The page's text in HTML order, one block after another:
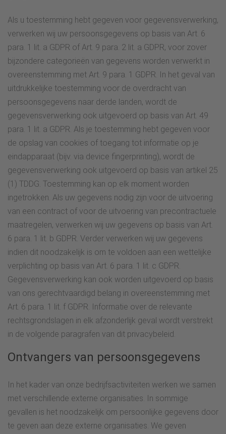
Als u toestemming hebt gegeven voor gegevensverwerking,
verwerken wij uw persoonsgegevens op basis van Art. 6
para. 1 lit. a GDPR of Art. 9 para. 2 lit. a GDPR, voor zover
bijzondere categorieën van gegevens worden verwerkt in
overeenstemming met Art. 9 para. 1 GDPR. In het geval van
uitdrukkelijke toestemming voor de overdracht van
persoonsgegevens naar derde landen, wordt de
gegevensverwerking ook uitgevoerd op basis van Art. 49
para. 1 lit. a GDPR. Als je toestemming hebt gegeven voor
de opslag van cookies of toegang tot informatie op je
eindapparaat (bijv. via device fingerprinting), wordt de
gegevensverwerking ook uitgevoerd op basis van artikel 25
(1) TDDG. Toestemming kan op elk moment worden
ingetrokken. Als uw gegevens nodig zijn voor de uitvoering
van een contract of voor de uitvoering van precontractuele
maatregelen, verwerken wij uw gegevens op basis van Art.
6 para. 1 lit. b GDPR. Verder verwerken wij uw gegevens
indien dit noodzakelijk is om te voldoen aan een wettelijke
verplichting op basis van Art. 6 para. 1 lit. c GDPR.
Gegevensverwerking kan ook worden uitgevoerd op basis
van ons gerechtvaardigd belang in overeenstemming met
Art. 6 para. 1 lit. f GDPR. Informatie over de relevante
rechtsgrondslagen in elk afzonderlijk geval wordt verstrekt
in de volgende paragrafen van dit privacybeleid.
Ontvangers van persoonsgegevens
In het kader van onze bedrijfsactiviteiten werken we samen
met verschillende externe organisaties. In sommige
gevallen is het noodzakelijk om persoonlijke gegevens door
te geven aan deze externe organisaties. We geven